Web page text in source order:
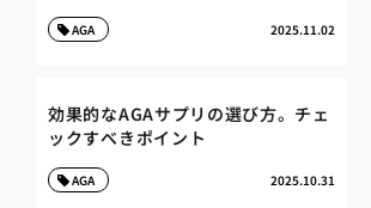
2025.11.02
AGA
効果的なAGAサプリの選び方。チェ
ックすべきポイント
2025.10.31
AGA